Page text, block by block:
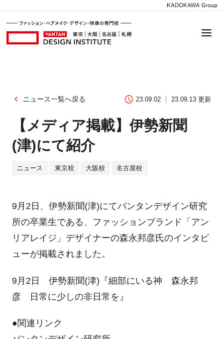
ニュース一覧へ戻る 23.09.02 23.09.13 更新
【メディア掲載】伊勢新聞
(津)にて紹介
ニュース 東京校 大阪校 名古屋校
9月2日、伊勢新聞(津)にてバンタンデザイン研究
所の卒業生である、ファッションブランド「アン
リアレイジ」デザイナーの森永邦彦氏のインタビ
ューが掲載されました。
9月2日 伊勢新聞(津)『細部にいる神 森永邦
彦 日常に少しの非日常を』
●関連リンク